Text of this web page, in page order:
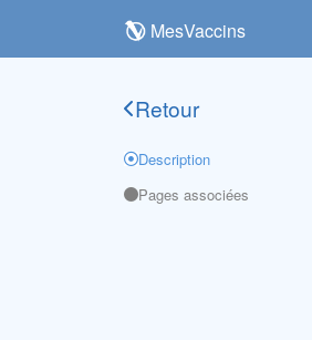
MesVaccins
Retour
Description
Pages associées